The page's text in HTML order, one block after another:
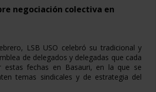
negociación colectiva en
LSB USO celebró su tradicional y
de delegados y delegadas que cada
estas fechas en Basauri, en la que se
temas sindicales y de estrategia del